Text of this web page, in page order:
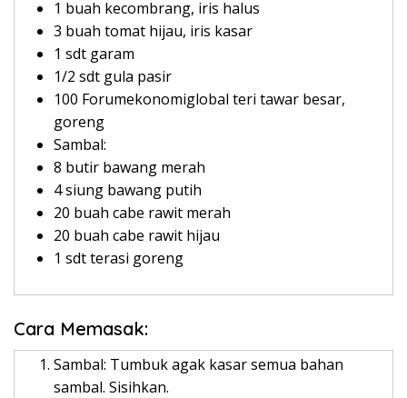
1 buah kecombrang, iris halus
3 buah tomat hijau, iris kasar
1 sdt garam
1/2 sdt gula pasir
100 Forumekonomiglobal teri tawar besar,
goreng
Sambal:
8 butir bawang merah
4 siung bawang putih
20 buah cabe rawit merah
20 buah cabe rawit hijau
1 sdt terasi goreng
Cara Memasak:
Sambal: Tumbuk agak kasar semua bahan
sambal. Sisihkan.